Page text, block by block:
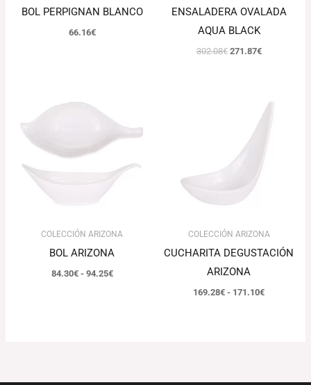
BOL PERPIGNAN BLANCO
66.16€
ENSALADERA OVALADA
AQUA BLACK
302.08€ 271.87€
COLECCIÓN ARIZONA
BOL ARIZONA
84.30€ - 94.25€
desde
84.30€
94.25€
COLECCIÓN ARIZONA
CUCHARITA DEGUSTACIÓN
ARIZONA
169.28€ - 171.10€
de
desde